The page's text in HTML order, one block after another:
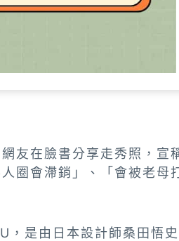
友在臉書分享走秀照，宣
圈會滯銷」、「會被老母
，是由日本設計師桑田悟